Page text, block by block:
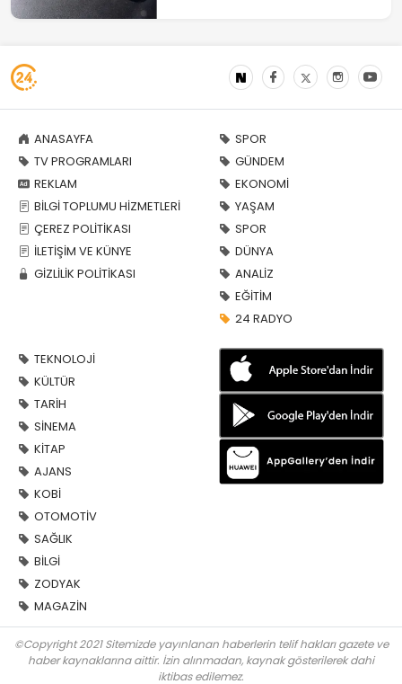
ANASAYFA
TV PROGRAMLARI
REKLAM
BİLGİ TOPLUMU HİZMETLERİ
ÇEREZ POLİTİKASI
İLETİŞİM VE KÜNYE
GİZLİLİK POLİTİKASI
SPOR
GÜNDEM
EKONOMİ
YAŞAM
SPOR
DÜNYA
ANALİZ
EĞİTİM
24 RADYO
TEKNOLOJİ
KÜLTÜR
TARİH
SİNEMA
KİTAP
AJANS
KOBİ
OTOMOTİV
SAĞLIK
BİLGİ
ZODYAK
MAGAZİN
©Copyright 2021 Sitemizde yayınlanan haberlerin telif hakları gazete ve
haber kaynaklarına aittir. İzin alınmadan, kaynak gösterilerek dahi
iktibas edilemez.